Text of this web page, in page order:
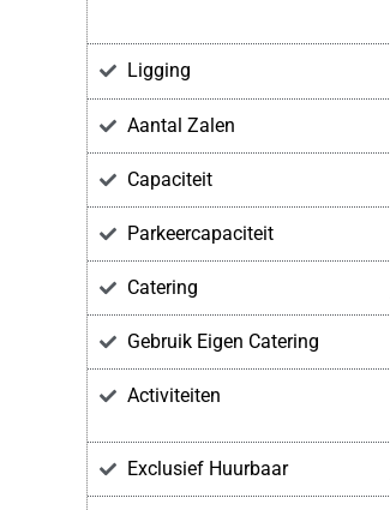
Ligging
Aantal Zalen
Capaciteit
Parkeercapaciteit
Catering
Gebruik Eigen Catering
Activiteiten
Exclusief Huurbaar